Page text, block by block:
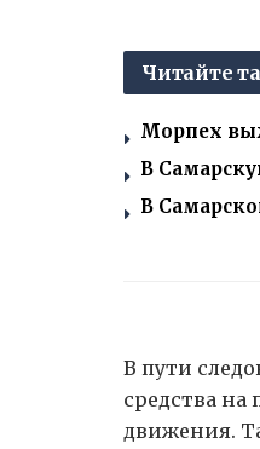
Читайте
Морпех
В
В
В пути
средства на
движения.